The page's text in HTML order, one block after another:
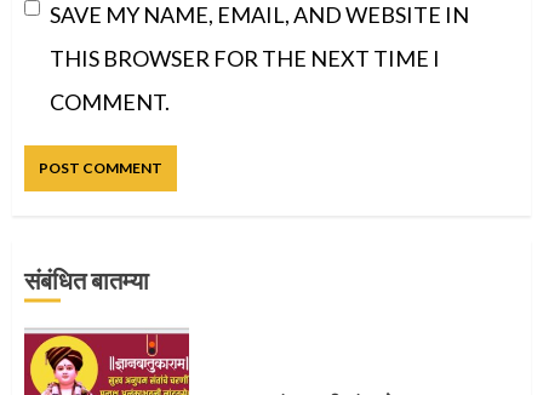
SAVE MY NAME, EMAIL, AND WEBSITE IN
THIS BROWSER FOR THE NEXT TIME I
COMMENT.
संबंधित बातम्या